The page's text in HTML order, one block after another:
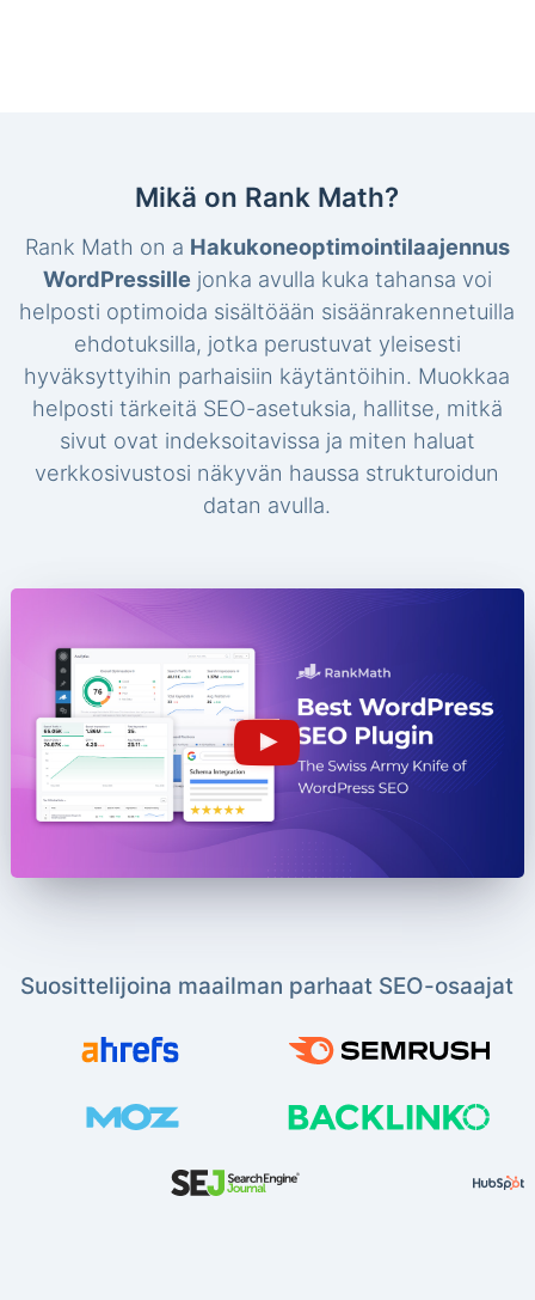
Mikä on Rank Math?
Rank Math on a Hakukoneoptimointilaajennus
WordPressille jonka avulla kuka tahansa voi
helposti optimoida sisältöään sisäänrakennetuilla
ehdotuksilla, jotka perustuvat yleisesti
hyväksyttyihin parhaisiin käytäntöihin. Muokkaa
helposti tärkeitä SEO-asetuksia, hallitse, mitkä
sivut ovat indeksoitavissa ja miten haluat
verkkosivustosi näkyvän haussa strukturoidun
datan avulla.
Suosittelijoina maailman parhaat SEO-osaajat